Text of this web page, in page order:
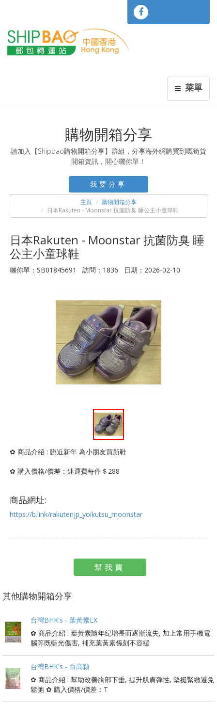
菜單
購物開箱分享
請加入【Shipbao購物開箱分享】群組，分享海外網購買到嘅筍貨
開箱資訊，開心曬你單！
我要分享
主頁
購物開箱分享
日本Rakuten - Moonstar 抗菌防臭 睡公主小童球鞋
日本Rakuten - Moonstar 抗菌防臭 睡
公主小童球鞋
曬你單：SB01845691 訪問：1836 日期：2026-02-10
✿ 商品介紹 : 臨近新年 為小朋友買新鞋
✿ 購入價格/價差：連運費每件＄288
商品網址:
https://b.link/rakutenjp_yoikutsu_moonstar
幫我買
其他購物開箱分享
台灣BHK's - 葉黃素EX
✿ 商品介紹 : 葉黃素隨年紀增長而逐漸流失, 加上常用手機電
腦等既藍光傷害, 補充葉黃素係刻不容緩
台灣BHK's - 白高顆
✿ 商品介紹 : 幫助改善胸部下垂, 提升肌膚彈性, 堅挺緊緻避免
鬆弛 ✿ 購入價格/價差：T